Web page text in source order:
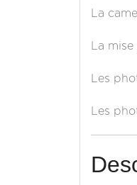
La
La
Les
Les